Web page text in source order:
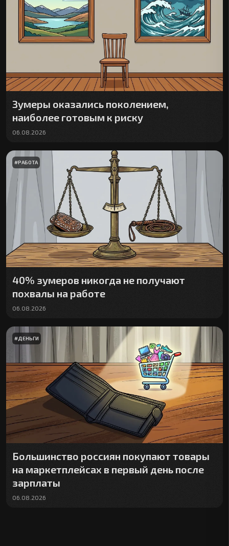
Зумеры оказались поколением,
наиболее готовым к риску
06.08.2026
#РАБОТА
40% зумеров никогда не получают
похвалы на работе
06.08.2026
#ДЕНЬГИ
Большинство россиян покупают товары
на маркетплейсах в первый день после
зарплаты
06.08.2026